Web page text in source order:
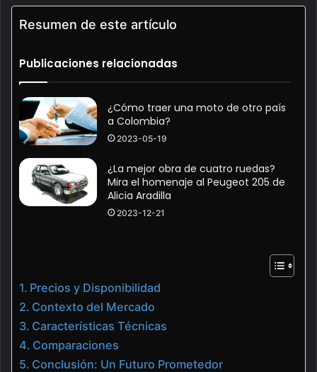
Resumen de este artículo
Publicaciones relacionadas
¿Cómo traer una moto de otro país
a Colombia?
2023-05-19
¿La mejor obra de cuatro ruedas?
Mira el homenaje al Peugeot 205 de
Alicia Aradilla
2023-12-21
Precios y Disponibilidad
Contexto del Mercado
Características Técnicas
Comparaciones
Conclusión: Un Futuro Prometedor